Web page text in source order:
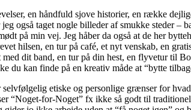
en håndfuld sjove historier, en række
også taget nogle billeder af smukke steder
på min vej. Jeg håber da også at de her
hilsen, en tur på café, et nyt venskab, en
dit band, en tur på din hest, en flyvetur
du kan finde på en kreativ måde at “bytte
selvfølgelig etiske og personlige grænser for
“Noget-for-Noget” fx ikke så godt til